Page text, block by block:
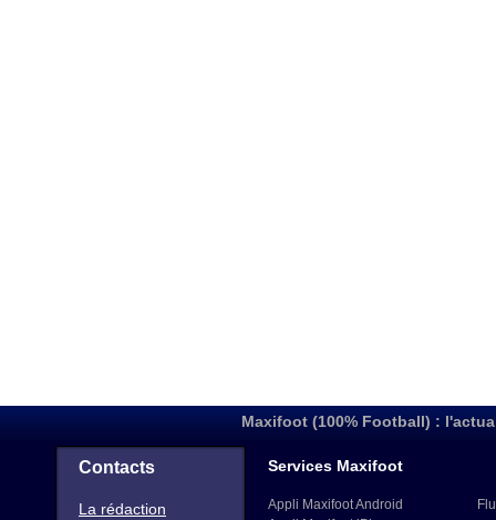
Maxifoot (100% Football) :
Contacts
La rédaction
Services Maxifoot
Appli Maxifoot Android